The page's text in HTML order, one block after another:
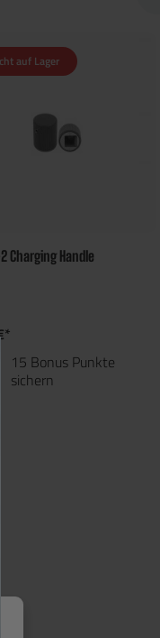
auf Lager
2 Charging Handle
15 Bonus Punkte
sichern